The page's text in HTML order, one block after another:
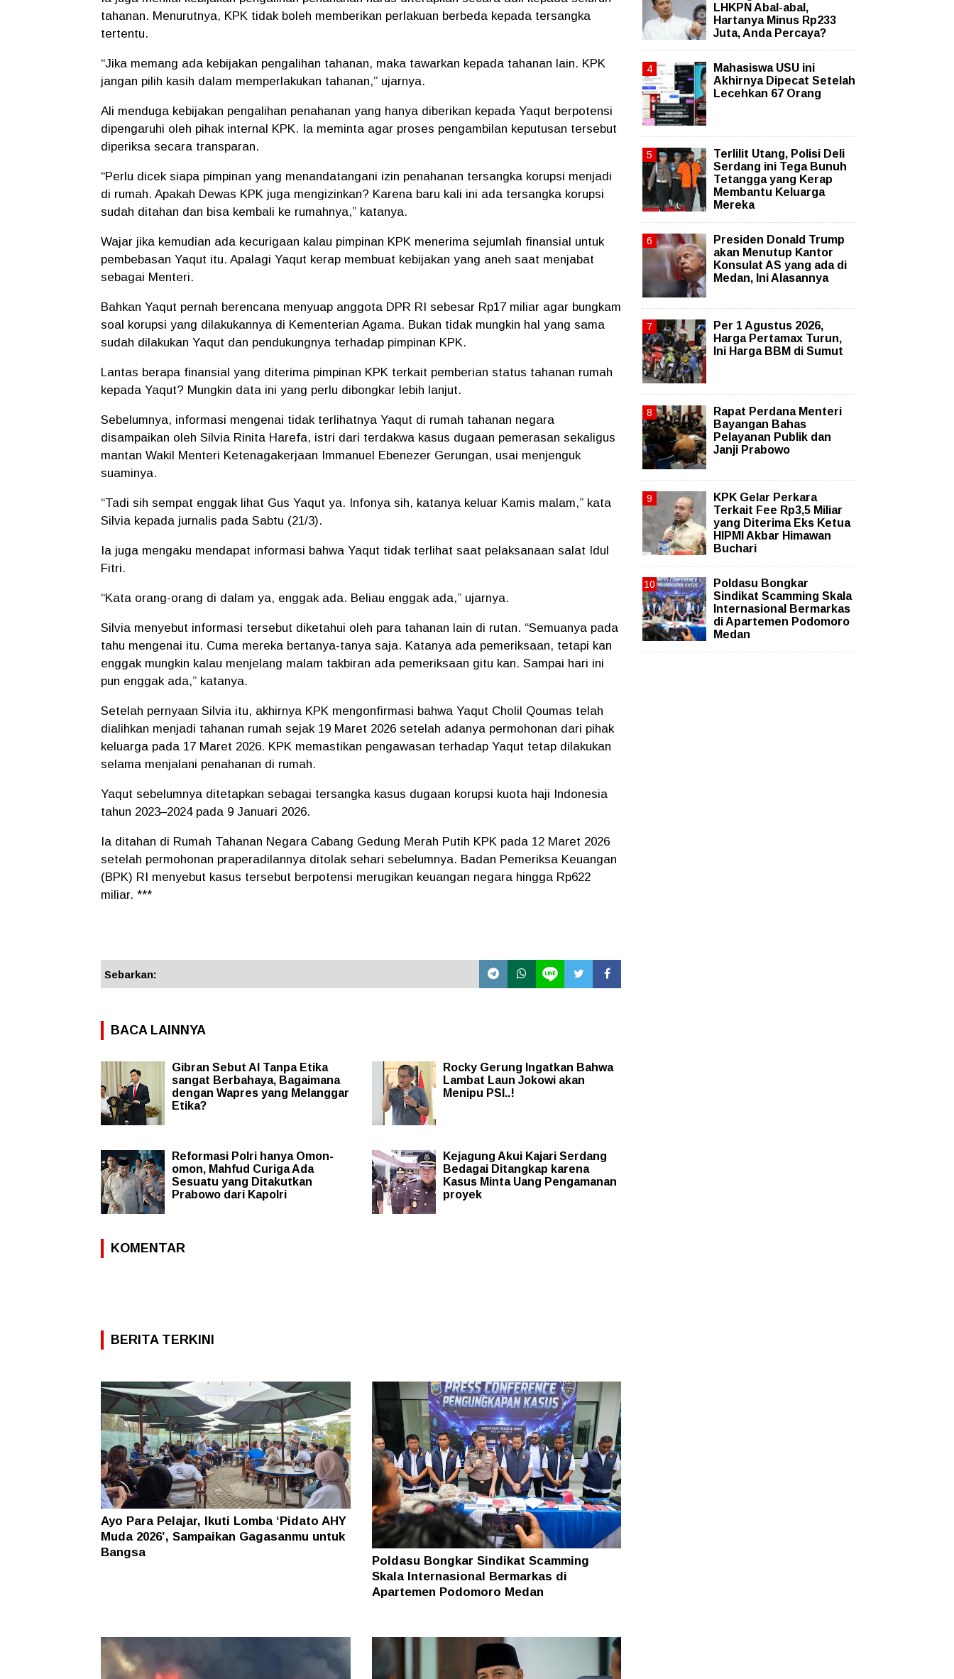
tahanan. Menurutnya, KPK tidak boleh memberikan perlakuan berbeda kepada tersangka
tertentu.
“Jika memang ada kebijakan pengalihan tahanan, maka tawarkan kepada tahanan lain. KPK
jangan pilih kasih dalam memperlakukan tahanan,” ujarnya.
Ali menduga kebijakan pengalihan penahanan yang hanya diberikan kepada Yaqut berpotensi
dipengaruhi oleh pihak internal KPK. Ia meminta agar proses pengambilan keputusan tersebut
diperiksa secara transparan.
“Perlu dicek siapa pimpinan yang menandatangani izin penahanan tersangka korupsi menjadi
di rumah. Apakah Dewas KPK juga mengizinkan? Karena baru kali ini ada tersangka korupsi
sudah ditahan dan bisa kembali ke rumahnya,” katanya.
Wajar jika kemudian ada kecurigaan kalau pimpinan KPK menerima sejumlah finansial untuk
pembebasan Yaqut itu. Apalagi Yaqut kerap membuat kebijakan yang aneh saat menjabat
sebagai Menteri.
Bahkan Yaqut pernah berencana menyuap anggota DPR RI sebesar Rp17 miliar agar bungkam
soal korupsi yang dilakukannya di Kementerian Agama. Bukan tidak mungkin hal yang sama
sudah dilakukan Yaqut dan pendukungnya terhadap pimpinan KPK.
Lantas berapa finansial yang diterima pimpinan KPK terkait pemberian status tahanan rumah
kepada Yaqut? Mungkin data ini yang perlu dibongkar lebih lanjut.
Sebelumnya, informasi mengenai tidak terlihatnya Yaqut di rumah tahanan negara
disampaikan oleh Silvia Rinita Harefa, istri dari terdakwa kasus dugaan pemerasan sekaligus
mantan Wakil Menteri Ketenagakerjaan Immanuel Ebenezer Gerungan, usai menjenguk
suaminya.
“Tadi sih sempat enggak lihat Gus Yaqut ya. Infonya sih, katanya keluar Kamis malam,” kata
Silvia kepada jurnalis pada Sabtu (21/3).
Ia juga mengaku mendapat informasi bahwa Yaqut tidak terlihat saat pelaksanaan salat Idul
Fitri.
“Kata orang-orang di dalam ya, enggak ada. Beliau enggak ada,” ujarnya.
Silvia menyebut informasi tersebut diketahui oleh para tahanan lain di rutan. “Semuanya pada
tahu mengenai itu. Cuma mereka bertanya-tanya saja. Katanya ada pemeriksaan, tetapi kan
enggak mungkin kalau menjelang malam takbiran ada pemeriksaan gitu kan. Sampai hari ini
pun enggak ada,” katanya.
Setelah pernyaan Silvia itu, akhirnya KPK mengonfirmasi bahwa Yaqut Cholil Qoumas telah
dialihkan menjadi tahanan rumah sejak 19 Maret 2026 setelah adanya permohonan dari pihak
keluarga pada 17 Maret 2026. KPK memastikan pengawasan terhadap Yaqut tetap dilakukan
selama menjalani penahanan di rumah.
Yaqut sebelumnya ditetapkan sebagai tersangka kasus dugaan korupsi kuota haji Indonesia
tahun 2023–2024 pada 9 Januari 2026.
Ia ditahan di Rumah Tahanan Negara Cabang Gedung Merah Putih KPK pada 12 Maret 2026
setelah permohonan praperadilannya ditolak sehari sebelumnya. Badan Pemeriksa Keuangan
(BPK) RI menyebut kasus tersebut berpotensi merugikan keuangan negara hingga Rp622
miliar. ***
Sebarkan:
BACA LAINNYA
Gibran Sebut AI Tanpa Etika
sangat Berbahaya, Bagaimana
dengan Wapres yang Melanggar
Etika?
Rocky Gerung Ingatkan Bahwa
Lambat Laun Jokowi akan
Menipu PSI..!
Reformasi Polri hanya Omon-
omon, Mahfud Curiga Ada
Sesuatu yang Ditakutkan
Prabowo dari Kapolri
Kejagung Akui Kajari Serdang
Bedagai Ditangkap karena
Kasus Minta Uang Pengamanan
proyek
KOMENTAR
BERITA TERKINI
Ayo Para Pelajar, Ikuti Lomba ‘Pidato AHY
Muda 2026’, Sampaikan Gagasanmu untuk
Bangsa
Poldasu Bongkar Sindikat Scamming
Skala Internasional Bermarkas di
Apartemen Podomoro Medan
LHKPN Abal-abal,
Hartanya Minus Rp233
Juta, Anda Percaya?
Mahasiswa USU ini
Akhirnya Dipecat Setelah
Lecehkan 67 Orang
Terlilit Utang, Polisi Deli
Serdang ini Tega Bunuh
Tetangga yang Kerap
Membantu Keluarga
Mereka
Presiden Donald Trump
akan Menutup Kantor
Konsulat AS yang ada di
Medan, Ini Alasannya
Per 1 Agustus 2026,
Harga Pertamax Turun,
Ini Harga BBM di Sumut
Rapat Perdana Menteri
Bayangan Bahas
Pelayanan Publik dan
Janji Prabowo
KPK Gelar Perkara
Terkait Fee Rp3,5 Miliar
yang Diterima Eks Ketua
HIPMI Akbar Himawan
Buchari
Poldasu Bongkar
Sindikat Scamming Skala
Internasional Bermarkas
di Apartemen Podomoro
Medan